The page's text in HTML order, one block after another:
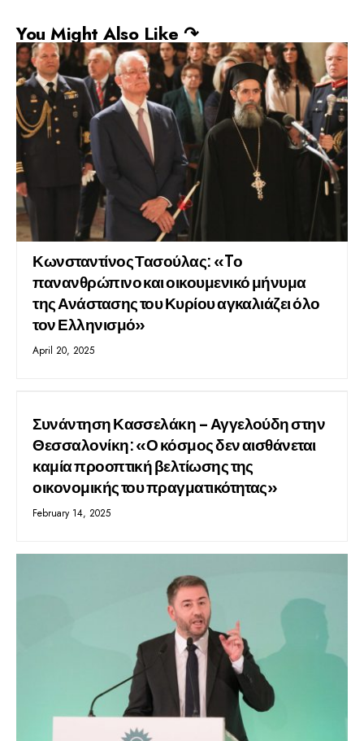
You Might Also Like ↷
Κωνσταντίνος Τασούλας: «Tο
πανανθρώπινο και οικουμενικό μήνυμα
της Ανάστασης του Κυρίου αγκαλιάζει όλο
τον Ελληνισμό»
April 20, 2025
Συνάντηση Κασσελάκη – Αγγελούδη στην
Θεσσαλονίκη: «Ο κόσμος δεν αισθάνεται
καμία προοπτική βελτίωσης της
οικονομικής του πραγματικότητας»
February 14, 2025